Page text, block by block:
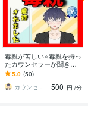
毒親が苦しい⭐️毒親を持っ
たカウンセラーが聞きま
す ★毒親に苦しめられた
⭐️虐待・DVされた私が寄
り添います
5.0 (50)
カウンセラーけい⭐️元自衛官×作家
500 円 /分